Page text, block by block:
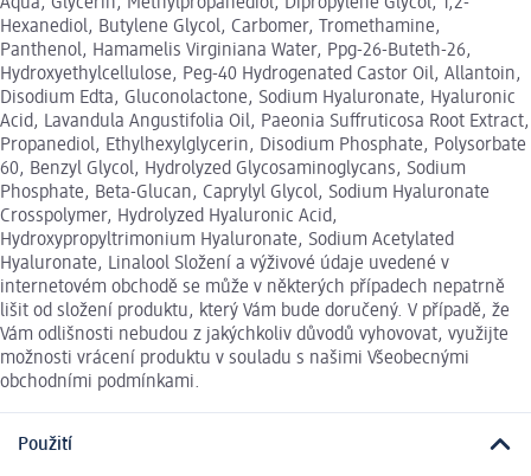
Aqua, Glycerin, Methylpropanediol, Dipropylene Glycol, 1,2-
Hexanediol, Butylene Glycol, Carbomer, Tromethamine,
Panthenol, Hamamelis Virginiana Water, Ppg-26-Buteth-26,
Hydroxyethylcellulose, Peg-40 Hydrogenated Castor Oil, Allantoin,
Disodium Edta, Gluconolactone, Sodium Hyaluronate, Hyaluronic
Acid, Lavandula Angustifolia Oil, Paeonia Suffruticosa Root Extract,
Propanediol, Ethylhexylglycerin, Disodium Phosphate, Polysorbate
60, Benzyl Glycol, Hydrolyzed Glycosaminoglycans, Sodium
Phosphate, Beta-Glucan, Caprylyl Glycol, Sodium Hyaluronate
Crosspolymer, Hydrolyzed Hyaluronic Acid,
Hydroxypropyltrimonium Hyaluronate, Sodium Acetylated
Hyaluronate, Linalool Složení a výživové údaje uvedené v
internetovém obchodě se může v některých případech nepatrně
lišit od složení produktu, který Vám bude doručený. V případě, že
Vám odlišnosti nebudou z jakýchkoliv důvodů vyhovovat, využijte
možnosti vrácení produktu v souladu s našimi Všeobecnými
obchodními podmínkami.
Použití